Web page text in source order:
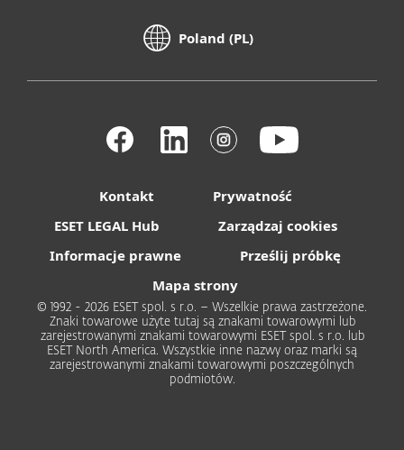
Poland (PL)
Kontakt
Prywatność
ESET LEGAL Hub
Zarządzaj cookies
Informacje prawne
Prześlij próbkę
Mapa strony
© 1992 - 2026 ESET spol. s r.o. – Wszelkie prawa zastrzeżone.
Znaki towarowe użyte tutaj są znakami towarowymi lub
zarejestrowanymi znakami towarowymi ESET spol. s r.o. lub
ESET North America. Wszystkie inne nazwy oraz marki są
zarejestrowanymi znakami towarowymi poszczególnych
podmiotów.